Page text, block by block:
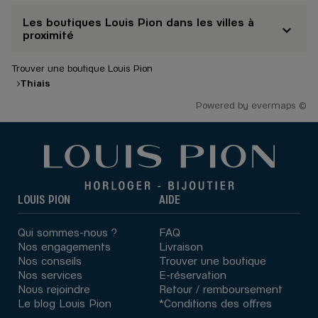
Les boutiques Louis Pion dans les villes à
proximité
Trouver une boutique Louis Pion
Thiais
Powered by evermaps ©
LOUIS PION
Qui sommes-nous ?
Nos engagements
Nos conseils
Nos services
Nous rejoindre
Le blog Louis Pion
AIDE
FAQ
Livraison
Trouver une boutique
E-réservation
Retour / remboursement
*Conditions des offres